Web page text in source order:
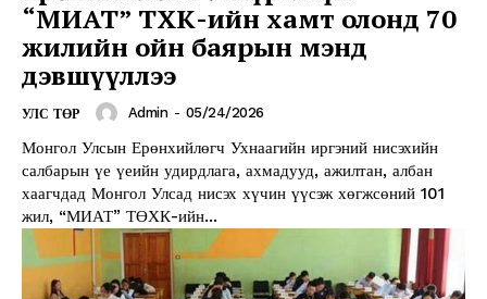
“МИАТ” ТӨХК-ийн хамт олонд 70
жилийн ойн баярын мэнд
дэвшүүллээ
УЛС ТӨР Admin - 05/24/2026
Монгол Улсын Ерөнхийлөгч Ухнаагийн иргэний нисэхийн
салбарын үе үеийн удирдлага, ахмадууд, ажилтан, албан
хаагчдад Монгол Улсад нисэх хүчин үүсэж хөгжсөний 101
жил, “МИАТ” ТӨХК-ийн...